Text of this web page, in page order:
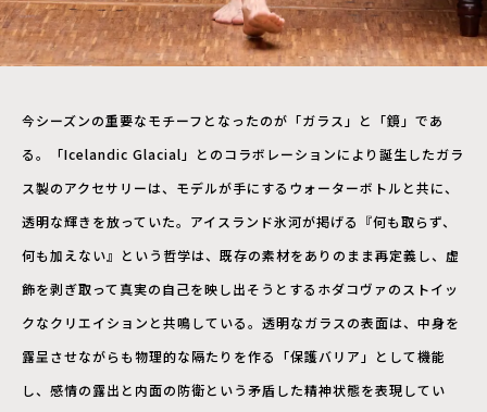
今シーズンの重要なモチーフとなったのが「ガラス」と「鏡」であ
る。「Icelandic Glacial」とのコラボレーションにより誕生したガラ
ス製のアクセサリーは、モデルが手にするウォーターボトルと共に、
透明な輝きを放っていた。アイスランド氷河が掲げる『何も取らず、
何も加えない』という哲学は、既存の素材をありのまま再定義し、虚
飾を剥ぎ取って真実の自己を映し出そうとするホダコヴァのストイッ
クなクリエイションと共鳴している。透明なガラスの表面は、中身を
露呈させながらも物理的な隔たりを作る「保護バリア」として機能
し、感情の露出と内面の防衛という矛盾した精神状態を表現してい